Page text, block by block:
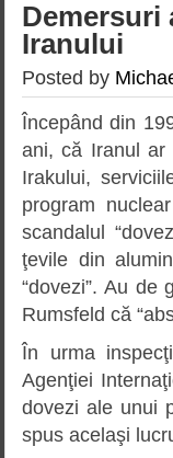
Demersuri
Iranului
Posted by
Începând din
ani, că Iranul ar
Irakului,
program
scandalul
ţevile din
“dovezi”. Au
Rumsfeld că
În urma
Agenţiei
dovezi ale unui
spus acelaşi